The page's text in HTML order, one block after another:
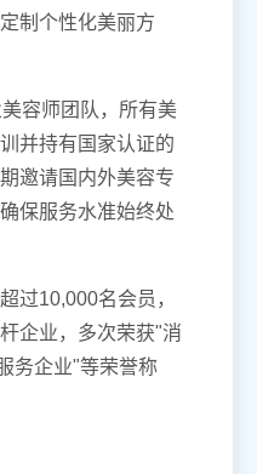
制个性化美丽方
容师团队，所有美
并持有国家认证的
邀请国内外美容专
保服务水准始终处
过10,000名会员，
企业，多次荣获"消
务企业"等荣誉称